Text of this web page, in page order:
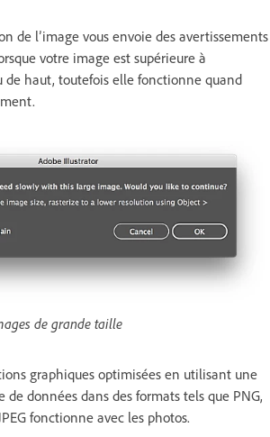
de l’image vous envoie des avertissements
votre image est supérieure à
de haut, toutefois elle fonctionne quand
de grande taille
graphiques optimisées en utilisant une
de données dans des formats tels que PNG,
fonctionne avec les photos.